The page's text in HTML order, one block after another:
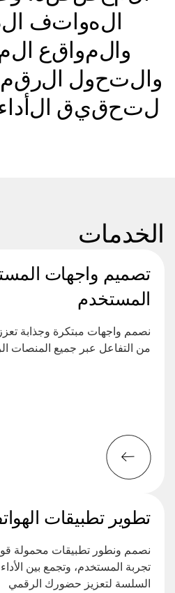
لهو تف ل
و لمو قع ل
و لتحول لر قم
لتحقيق ل د
الخدمات
تصميم واجهات
المستخدم
نصمم واجهات مبتكرة وجذابة
من التفاعل عبر جميع المنصات
تطوير تطبيقات
نصمم ونطور تطبيقات محمولة
تجربة المستخدم، وتجمع بين
السلسة لتعزيز حضورك الرقمي